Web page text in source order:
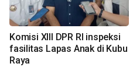
Komisi XIII DPR RI inspeksi
fasilitas Lapas Anak di Kubu
Raya